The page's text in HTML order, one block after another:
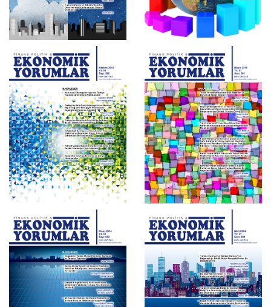
Ağustos 2014 , Sayı 594 Temmuz 2014 , Sayı 593
Haziran 2014 , Sayı 592 Mayıs 2014 , Sayı 591